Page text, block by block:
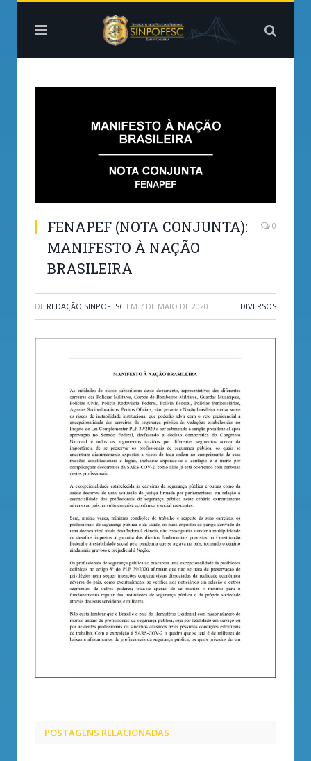
FENAPEF (NOTA CONJUNTA):
MANIFESTO À NAÇÃO
BRASILEIRA
0
DE REDAÇÃO SINPOFESC EM 7 DE MAIO DE 2020 DIVERSOS
POSTAGENS RELACIONADAS